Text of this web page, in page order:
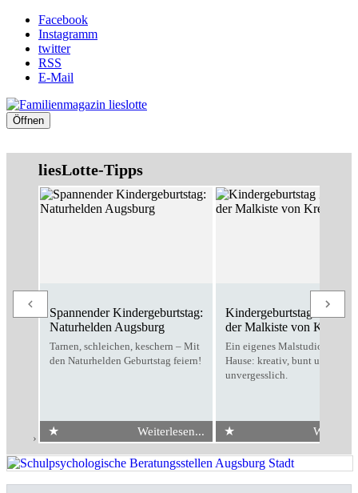
Facebook
Instagramm
twitter
RSS
E-Mail
Öffnen
liesLotte-Tipps
Spannender Kindergeburtstag:
Naturhelden Augsburg
Tarnen, schleichen, keschern – Mit
den Naturhelden Geburtstag feiern!
★ Weiterlesen...
Kindergeburtstag
der Malkiste von Kreativo
Ein eigenes Malstudio für zu
Hause: kreativ, bunt und
unvergesslich.
★
› Schulpsychologische Beratungsstellen Augsburg Stadt